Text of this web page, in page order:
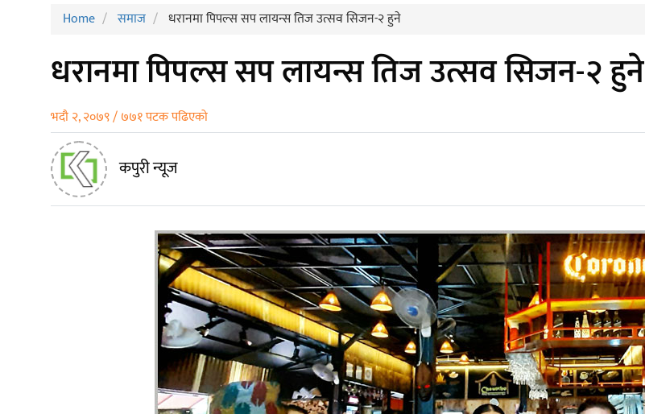
Home समाज धरानमा पिपल्स सप लायन्स तिज उत्सव सिजन-२ हुने
धरानमा पिपल्स सप लायन्स तिज उत्सव सिजन-२ हुने
भदौ २, २०७९ / ७७१ पटक पढिएको
कपुरी न्यूज